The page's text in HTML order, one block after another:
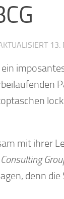
13.
mit ihrer
denn